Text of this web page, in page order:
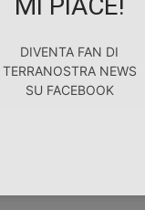
DIVENTA FAN DI
TERRANOSTRA NEWS
SU FACEBOOK